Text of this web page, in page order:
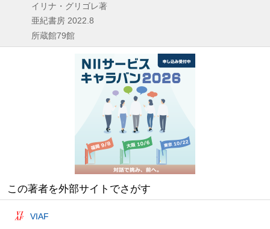
イリナ・グリゴレ著
亜紀書房 2022.8
所蔵館79館
この著者を外部サイトでさがす
VIAF